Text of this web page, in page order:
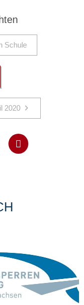
Schule
2020